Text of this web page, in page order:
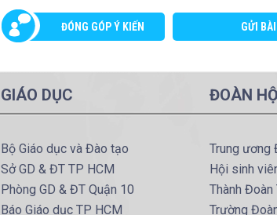
ĐÓNG GÓP Ý KIẾN GỬI
GIÁO DỤC
Bộ Giáo dục và Đào tạo
Sở GD & ĐT TP HCM
Phòng GD & ĐT Quận 10
Báo Giáo dục TP HCM
ĐOÀN
Trung ương
Hội sinh
Thành Đoàn
Trường